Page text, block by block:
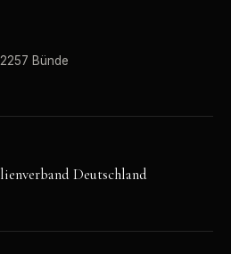
Bünde
Deutschland